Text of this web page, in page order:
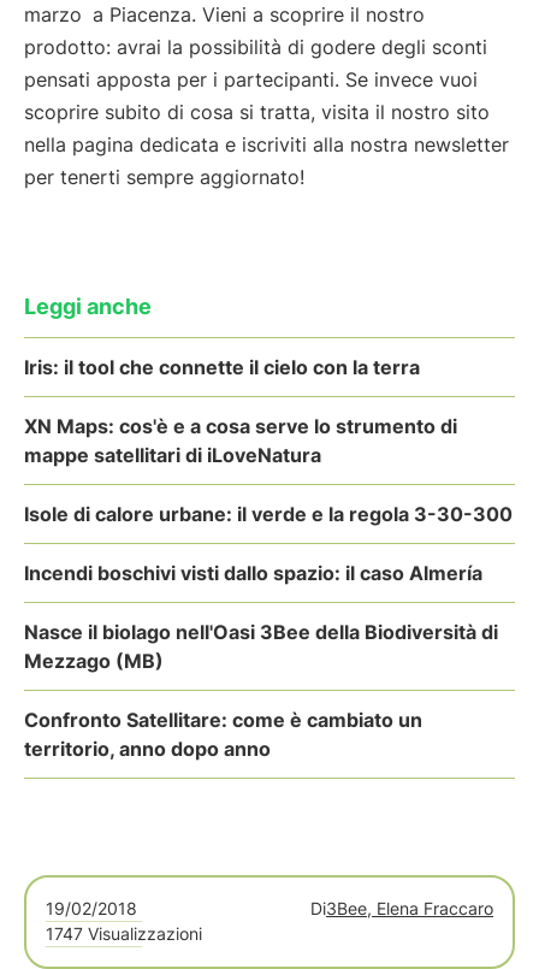
marzo a Piacenza. Vieni a scoprire il nostro
prodotto: avrai la possibilità di godere degli sconti
pensati apposta per i partecipanti. Se invece vuoi
scoprire subito di cosa si tratta, visita il nostro sito
nella pagina dedicata e iscriviti alla nostra newsletter
per tenerti sempre aggiornato!
Leggi anche
Iris: il tool che connette il cielo con la terra
XN Maps: cos'è e a cosa serve lo strumento di
mappe satellitari di iLoveNatura
Isole di calore urbane: il verde e la regola 3-30-300
Incendi boschivi visti dallo spazio: il caso Almería
Nasce il biolago nell'Oasi 3Bee della Biodiversità di
Mezzago (MB)
Confronto Satellitare: come è cambiato un
territorio, anno dopo anno
19/02/2018 Di3Bee, Elena Fraccaro
1747 Visualizzazioni